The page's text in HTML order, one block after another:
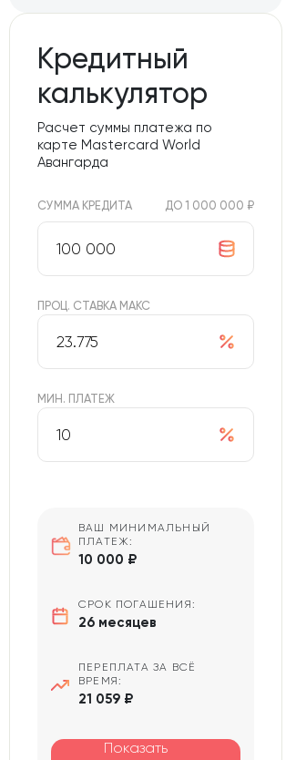
Кредитный
калькулятор
Расчет суммы платежа по
карте Mastercard World
Авангарда
СУММА КРЕДИТА ДО 1 000 000 ₽
ПРОЦ. СТАВКА МАКС
МИН. ПЛАТЕЖ
ВАШ МИНИМАЛЬНЫЙ
ПЛАТЕЖ:
10 000 ₽
СРОК ПОГАШЕНИЯ:
26 месяцев
ПЕРЕПЛАТА ЗА ВСЁ
ВРЕМЯ:
21 059 ₽
Показать